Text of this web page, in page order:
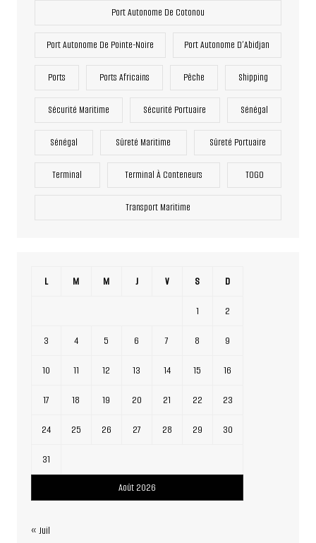
Port Autonome De Cotonou
Port Autonome De Pointe-Noire Port Autonome D’Abidjan
Ports Ports Africains Pêche Shipping
Sécurité Maritime Sécurité Portuaire Sénégal
Sénégal Sûreté Maritime Sûreté Portuaire
Terminal Terminal À Conteneurs TOGO
Transport Maritime
Août 2026
L M M J V S D
1 2
3 4 5 6 7 8 9
10 11 12 13 14 15 16
17 18 19 20 21 22 23
24 25 26 27 28 29 30
31
« Juil